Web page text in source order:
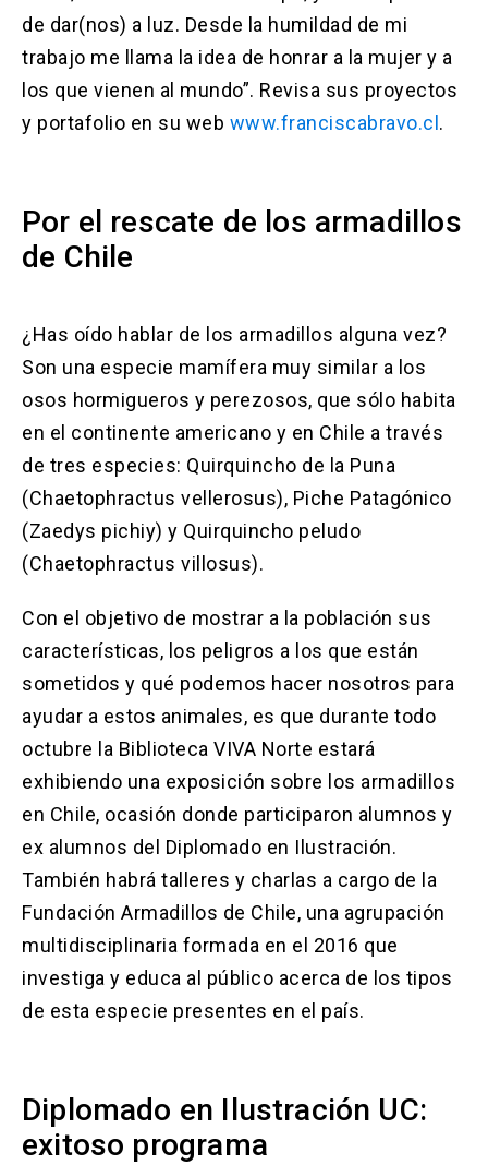
de dar(nos) a luz. Desde la humildad de mi
trabajo me llama la idea de honrar a la mujer y a
los que vienen al mundo”. Revisa sus proyectos
y portafolio en su web www.franciscabravo.cl .
Por el rescate de los armadillos
de Chile
¿Has oído hablar de los armadillos alguna vez?
Son una especie mamífera muy similar a los
osos hormigueros y perezosos, que sólo habita
en el continente americano y en Chile a través
de tres especies: Quirquincho de la Puna
(Chaetophractus vellerosus), Piche Patagónico
(Zaedys pichiy) y Quirquincho peludo
(Chaetophractus villosus).
Con el objetivo de mostrar a la población sus
características, los peligros a los que están
sometidos y qué podemos hacer nosotros para
ayudar a estos animales, es que durante todo
octubre la Biblioteca VIVA Norte estará
exhibiendo una exposición sobre los armadillos
en Chile, ocasión donde participaron alumnos y
ex alumnos del Diplomado en Ilustración.
También habrá talleres y charlas a cargo de la
Fundación Armadillos de Chile, una agrupación
multidisciplinaria formada en el 2016 que
investiga y educa al público acerca de los tipos
de esta especie presentes en el país.
Diplomado en Ilustración UC:
exitoso programa